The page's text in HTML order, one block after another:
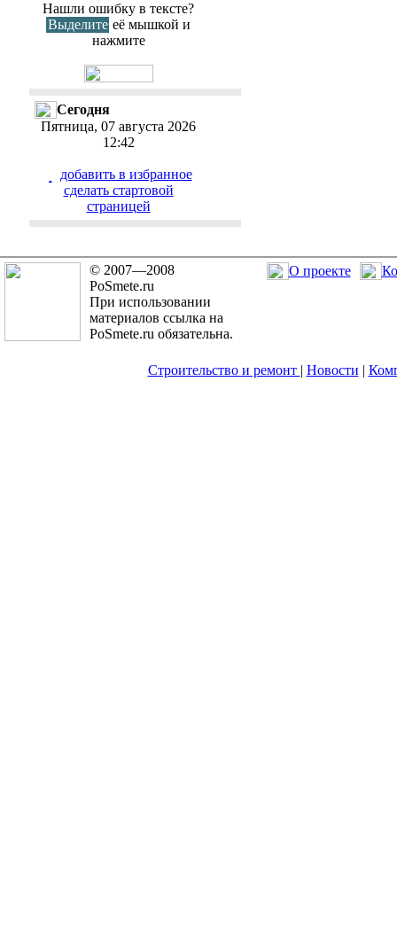
Нашли ошибку в тексте?
Выделите её мышкой и
нажмите
Сегодня
Пятница, 07 августа 2026
12:42
добавить в избранное
cделать стартовой
страницей
© 2007—2008
PoSmete.ru
При использовании
материалов ссылка на
PoSmete.ru обязательна.
О проекте
Строительство и ремонт | Новости |